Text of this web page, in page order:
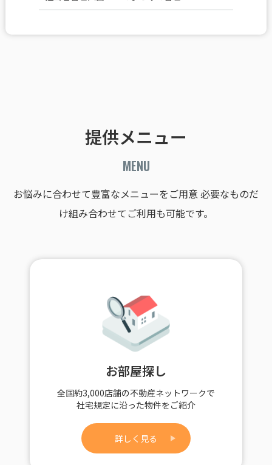
提供メニュー
MENU
お悩みに合わせて豊富なメニューをご用意 必要なものだ
け組み合わせてご利用も可能です。
お部屋探し
全国約3,000店舗の不動産ネットワークで
社宅規定に沿った物件をご紹介
詳しく見る